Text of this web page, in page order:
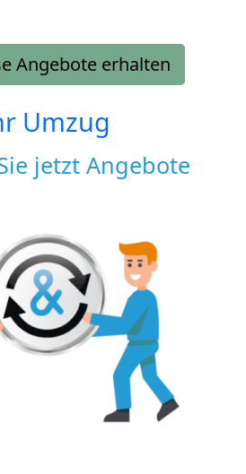
Angebote erhalten
Umzug
jetzt Angebote